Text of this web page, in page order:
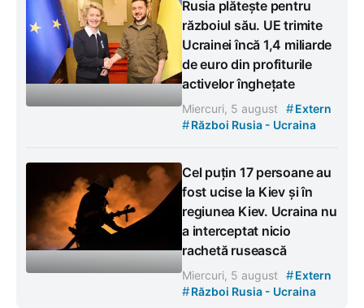
Rusia plătește pentru
războiul său. UE trimite
Ucrainei încă 1,4 miliarde
de euro din profiturile
activelor înghețate
Miercuri, 5 august #Extern
#Război Rusia - Ucraina
Cel puțin 17 persoane au
fost ucise la Kiev și în
regiunea Kiev. Ucraina nu
a interceptat nicio
rachetă rusească
Miercuri, 5 august #Extern
#Război Rusia - Ucraina